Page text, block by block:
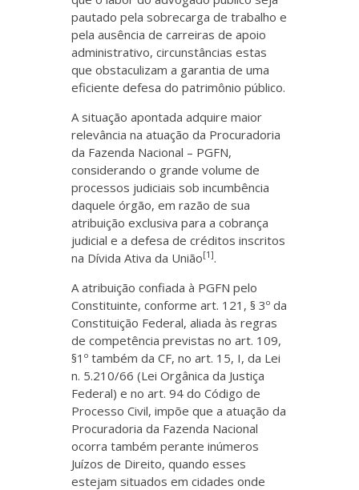
pautado pela sobrecarga de trabalho e
pela ausência de carreiras de apoio
administrativo, circunstâncias estas
que obstaculizam a garantia de uma
eficiente defesa do patrimônio público.
A situação apontada adquire maior
relevância na atuação da Procuradoria
da Fazenda Nacional – PGFN,
considerando o grande volume de
processos judiciais sob incumbência
daquele órgão, em razão de sua
atribuição exclusiva para a cobrança
judicial e a defesa de créditos inscritos
na Dívida Ativa da União[1].
A atribuição confiada à PGFN pelo
Constituinte, conforme art. 121, § 3º da
Constituição Federal, aliada às regras
de competência previstas no art. 109,
§1º também da CF, no art. 15, I, da Lei
n. 5.210/66 (Lei Orgânica da Justiça
Federal) e no art. 94 do Código de
Processo Civil, impõe que a atuação da
Procuradoria da Fazenda Nacional
ocorra também perante inúmeros
Juízos de Direito, quando esses
estejam situados em cidades onde